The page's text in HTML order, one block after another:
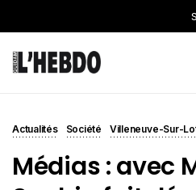
Actualités Société Villeneuve-Sur-
Médias : avec